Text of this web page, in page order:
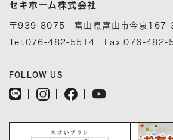
セキホーム株式会社
〒939-8075 富山県富山市今泉167-
Tel.076-482-5514 Fax.076-482-
FOLLOW US